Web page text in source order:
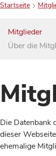
Startseite
Mitglieder
Über die
Die Datenbank
dieser
ehemalige